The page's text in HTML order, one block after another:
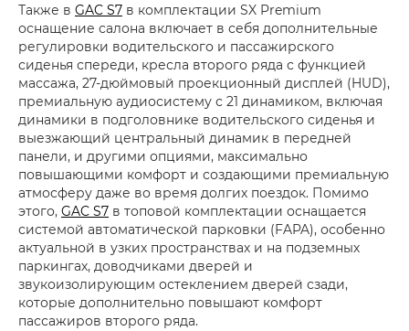
Также в GAC S7 в комплектации SX Premium
оснащение салона включает в себя дополнительные
регулировки водительского и пассажирского
сиденья спереди, кресла второго ряда с функцией
массажа, 27-дюймовый проекционный дисплей (HUD),
премиальную аудиосистему с 21 динамиком, включая
динамики в подголовнике водительского сиденья и
выезжающий центральный динамик в передней
панели, и другими опциями, максимально
повышающими комфорт и создающими премиальную
атмосферу даже во время долгих поездок. Помимо
этого, GAC S7 в топовой комплектации оснащается
системой автоматической парковки (FAPA), особенно
актуальной в узких пространствах и на подземных
паркингах, доводчиками дверей и
звукоизолирующим остеклением дверей сзади,
которые дополнительно повышают комфорт
пассажиров второго ряда.